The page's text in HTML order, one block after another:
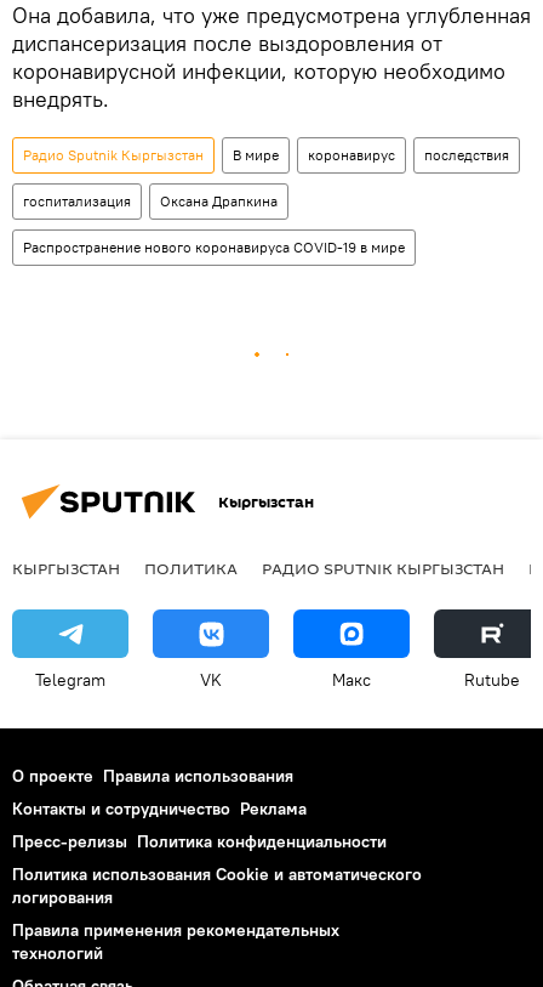
Она добавила, что уже предусмотрена углубленная
диспансеризация после выздоровления от
коронавирусной инфекции, которую необходимо
внедрять.
Радио Sputnik Кыргызстан В мире коронавирус последствия
госпитализация Оксана Драпкина
Распространение нового коронавируса COVID-19 в мире
Кыргызстан
КЫРГЫЗСТАН ПОЛИТИКА РАДИО SPUTNIK КЫРГЫЗСТАН
Telegram VK Макс Rutube
О проекте Правила использования
Контакты и сотрудничество Реклама
Пресс-релизы Политика конфиденциальности
Политика использования Cookie и автоматического
логирования
Правила применения рекомендательных
технологий